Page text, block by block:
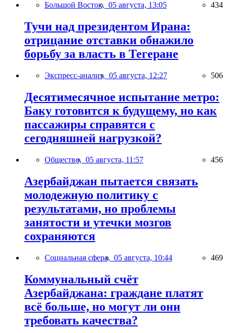
Большой Восток, 05 августа, 13:05 434
Тучи над президентом Ирана:
отрицание отставки обнажило
борьбу за власть в Тегеране
Экспресс-анализ, 05 августа, 12:27 506
Десятимесячное испытание метро:
Баку готовится к будущему, но как
пассажиры справятся с
сегодняшней нагрузкой?
Общество, 05 августа, 11:57 456
Азербайджан пытается связать
молодежную политику с
результатами, но проблемы
занятости и утечки мозгов
сохраняются
Социальная сфера, 05 августа, 10:44 469
Коммунальный счёт
Азербайджана: граждане платят
всё больше, но могут ли они
требовать качества?